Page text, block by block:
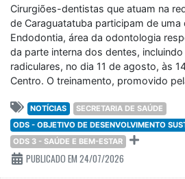
Cirurgiões-dentistas que atuam na
de Caraguatatuba participam de uma
Endodontia, área da odontologia
da parte interna dos dentes,
radiculares, no dia 11 de agosto, às
Centro. O treinamento, promovido
NOTÍCIAS
SECRETARIA DE SAÚDE
ODS - OBJETIVO DE DESENVOLVIMENTO
ODS 3 - SAÚDE E BEM-ESTAR
PUBLICADO EM 24/07/2026